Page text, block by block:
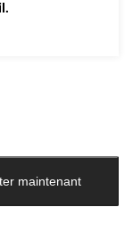
maintenant